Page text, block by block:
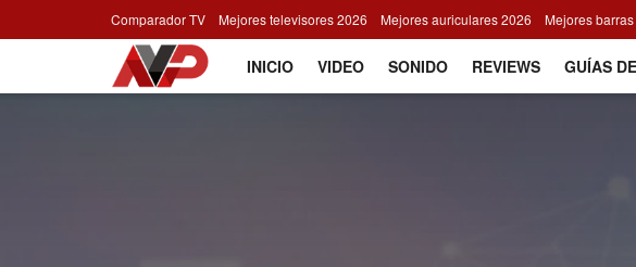
Comparador TV Mejores televisores 2026 Mejores auriculares 2026 Mejores
INICIO VIDEO SONIDO REVIEWS GUÍAS